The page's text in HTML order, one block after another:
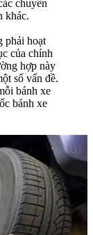
chuyên
khác.
phải hoạt
của chính
hợp này
số vấn đề.
bánh xe
bánh xe